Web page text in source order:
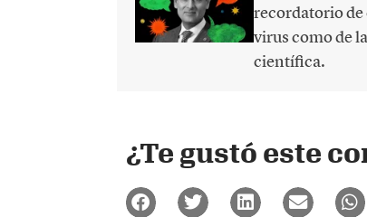
recordatorio de
virus como de
científica.
¿Te gustó este